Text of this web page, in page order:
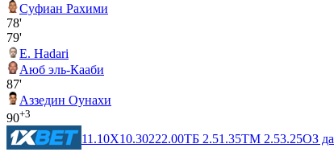
Суфиан Рахими
78'
79'
E. Hadari
Аюб эль-Кааби
87'
Аззедин Оунахи
90+3
11.10X10.30222.00ТБ 2.51.35ТМ 2.53.25ОЗ да